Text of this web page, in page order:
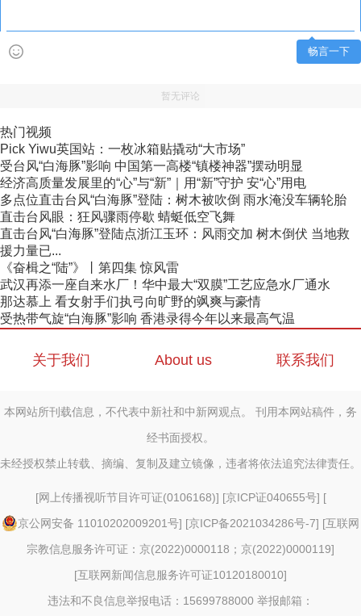
畅言一下
暂无评论
热门视频
Pick Yiwu英国站：一枚冰箱贴撬动“大市场”
受台风“白海豚”影响 中国第一高楼“镇楼神器”摆动明显
经济高质量发展里的“心”与“新”｜用“新”守护 安“心”用电
多点位直击台风“白海豚”登陆：树木被吹倒 雨水淹没车辆轮胎
直击台风眼：狂风骤雨停歇 蜻蜓低空飞舞
直击台风“白海豚”登陆点浙江玉环：风雨交加 树木倒伏 当地救
援力量已...
《奋楫之“陆”》丨第四集 惊风雷
武汉再添一座自来水厂！华中最大“双膜”工艺应急水厂通水
那达慕上 看女射手们执弓向旷野的飒爽与豪情
受热带气旋“白海豚”影响 香港录得今年以来最高气温
关于我们 About us 联系我们
本网站所刊载信息，不代表中新社和中新网观点。 刊用本网站稿件，务
经书面授权。
未经授权禁止转载、摘编、复制及建立镜像，违者将依法追究法律责任。
[网上传播视听节目许可证(0106168)] [京ICP证040655号] [
京公网安备 11010202009201号] [京ICP备2021034286号-7] [互联网
宗教信息服务许可证：京(2022)0000118；京(2022)0000119]
[互联网新闻信息服务许可证10120180010]
违法和不良信息举报电话：15699788000 举报邮箱：